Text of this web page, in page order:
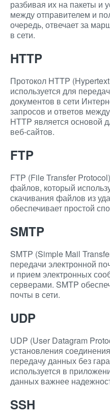
разбивая их на пакеты и
между отправителем и
очередь, отвечает за
в сети.
HTTP
Протокол HTTP
используется для
документов в сети
запросов и ответов
HTTP является основой
веб-сайтов.
FTP
FTP (File Transfer
файлов, который
скачивания файлов из
обеспечивает простой
SMTP
SMTP (Simple Mail
передачи электронной
и прием электронных
серверами. SMTP
почты в сети.
UDP
UDP (User Datagram
установления
передачу данных без
используется в
данных важнее
SSH